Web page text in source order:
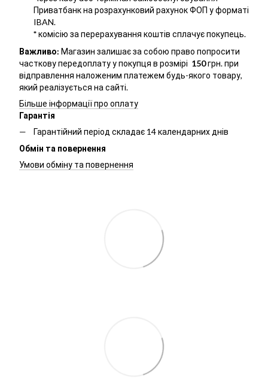
Приватбанк на розрахунковий рахунок ФОП у форматі
IBAN.
*комісію за перерахування коштів сплачує покупець.
Важливо: Магазин залишає за собою право попросити
часткову передоплату у покупця в розмірі 150грн. при
відправлення наложеним платежем будь-якого товару,
який реалізується на сайті.
Більше інформації про оплату
Гарантія
Гарантійний період складає 14 календарних днів
Обмін та повернення
Умови обміну та повернення